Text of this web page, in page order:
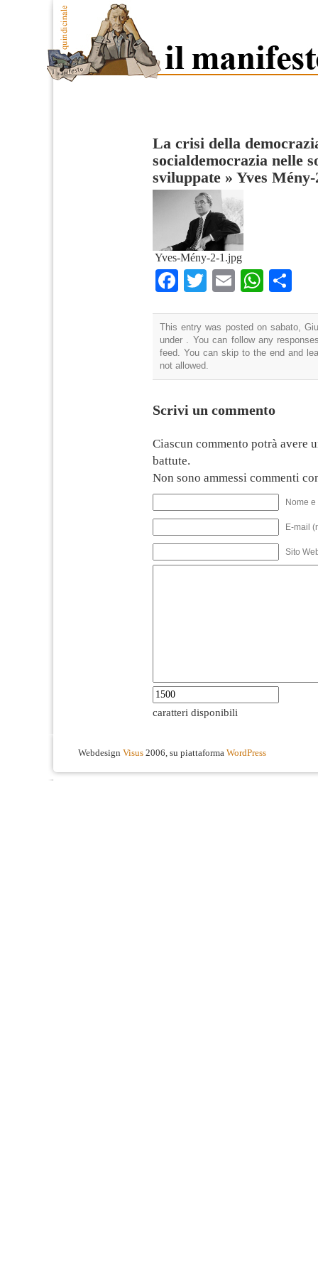
La crisi della
socialdemocrazia nelle
sviluppate » Yves Mény-
Yves-Mény-2-1.jpg
Facebook
TwitterEmail
This entry was posted on sabato,
under . You can follow any
feed. You can skip to the end and
not allowed.
Scrivi un commento
Ciascun commento potrà avere
battute.
Non sono ammessi commenti
Nome
E-mail
Sito
caratteri disponibili
Webdesign Visus 2006, su piattaforma WordPress